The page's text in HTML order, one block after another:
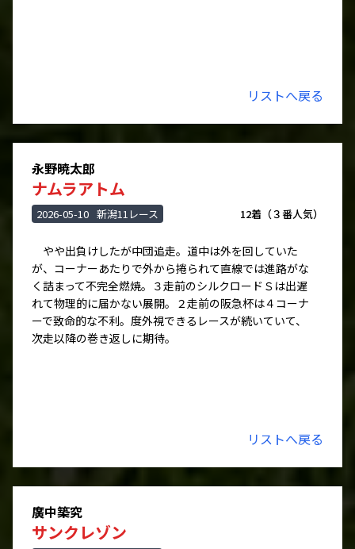
リストへ戻る
永野暁太郎
ナムラアトム
2026-05-10 新潟11レース 12着（３番人気）
やや出負けしたが中団追走。道中は外を回していた
が、コーナーあたりで外から捲られて直線では進路がな
く詰まって不完全燃焼。３走前のシルクロードＳは出遅
れて物理的に届かない展開。２走前の阪急杯は４コーナ
ーで致命的な不利。度外視できるレースが続いていて、
次走以降の巻き返しに期待。
リストへ戻る
廣中築究
サンクレゾン